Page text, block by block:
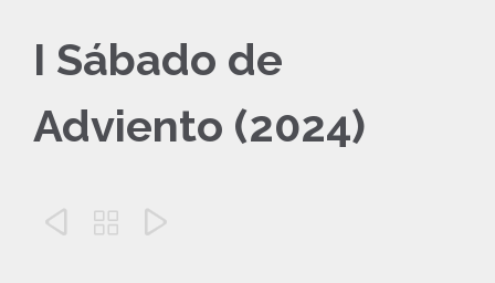
I Sábado de
Adviento (2024)
  